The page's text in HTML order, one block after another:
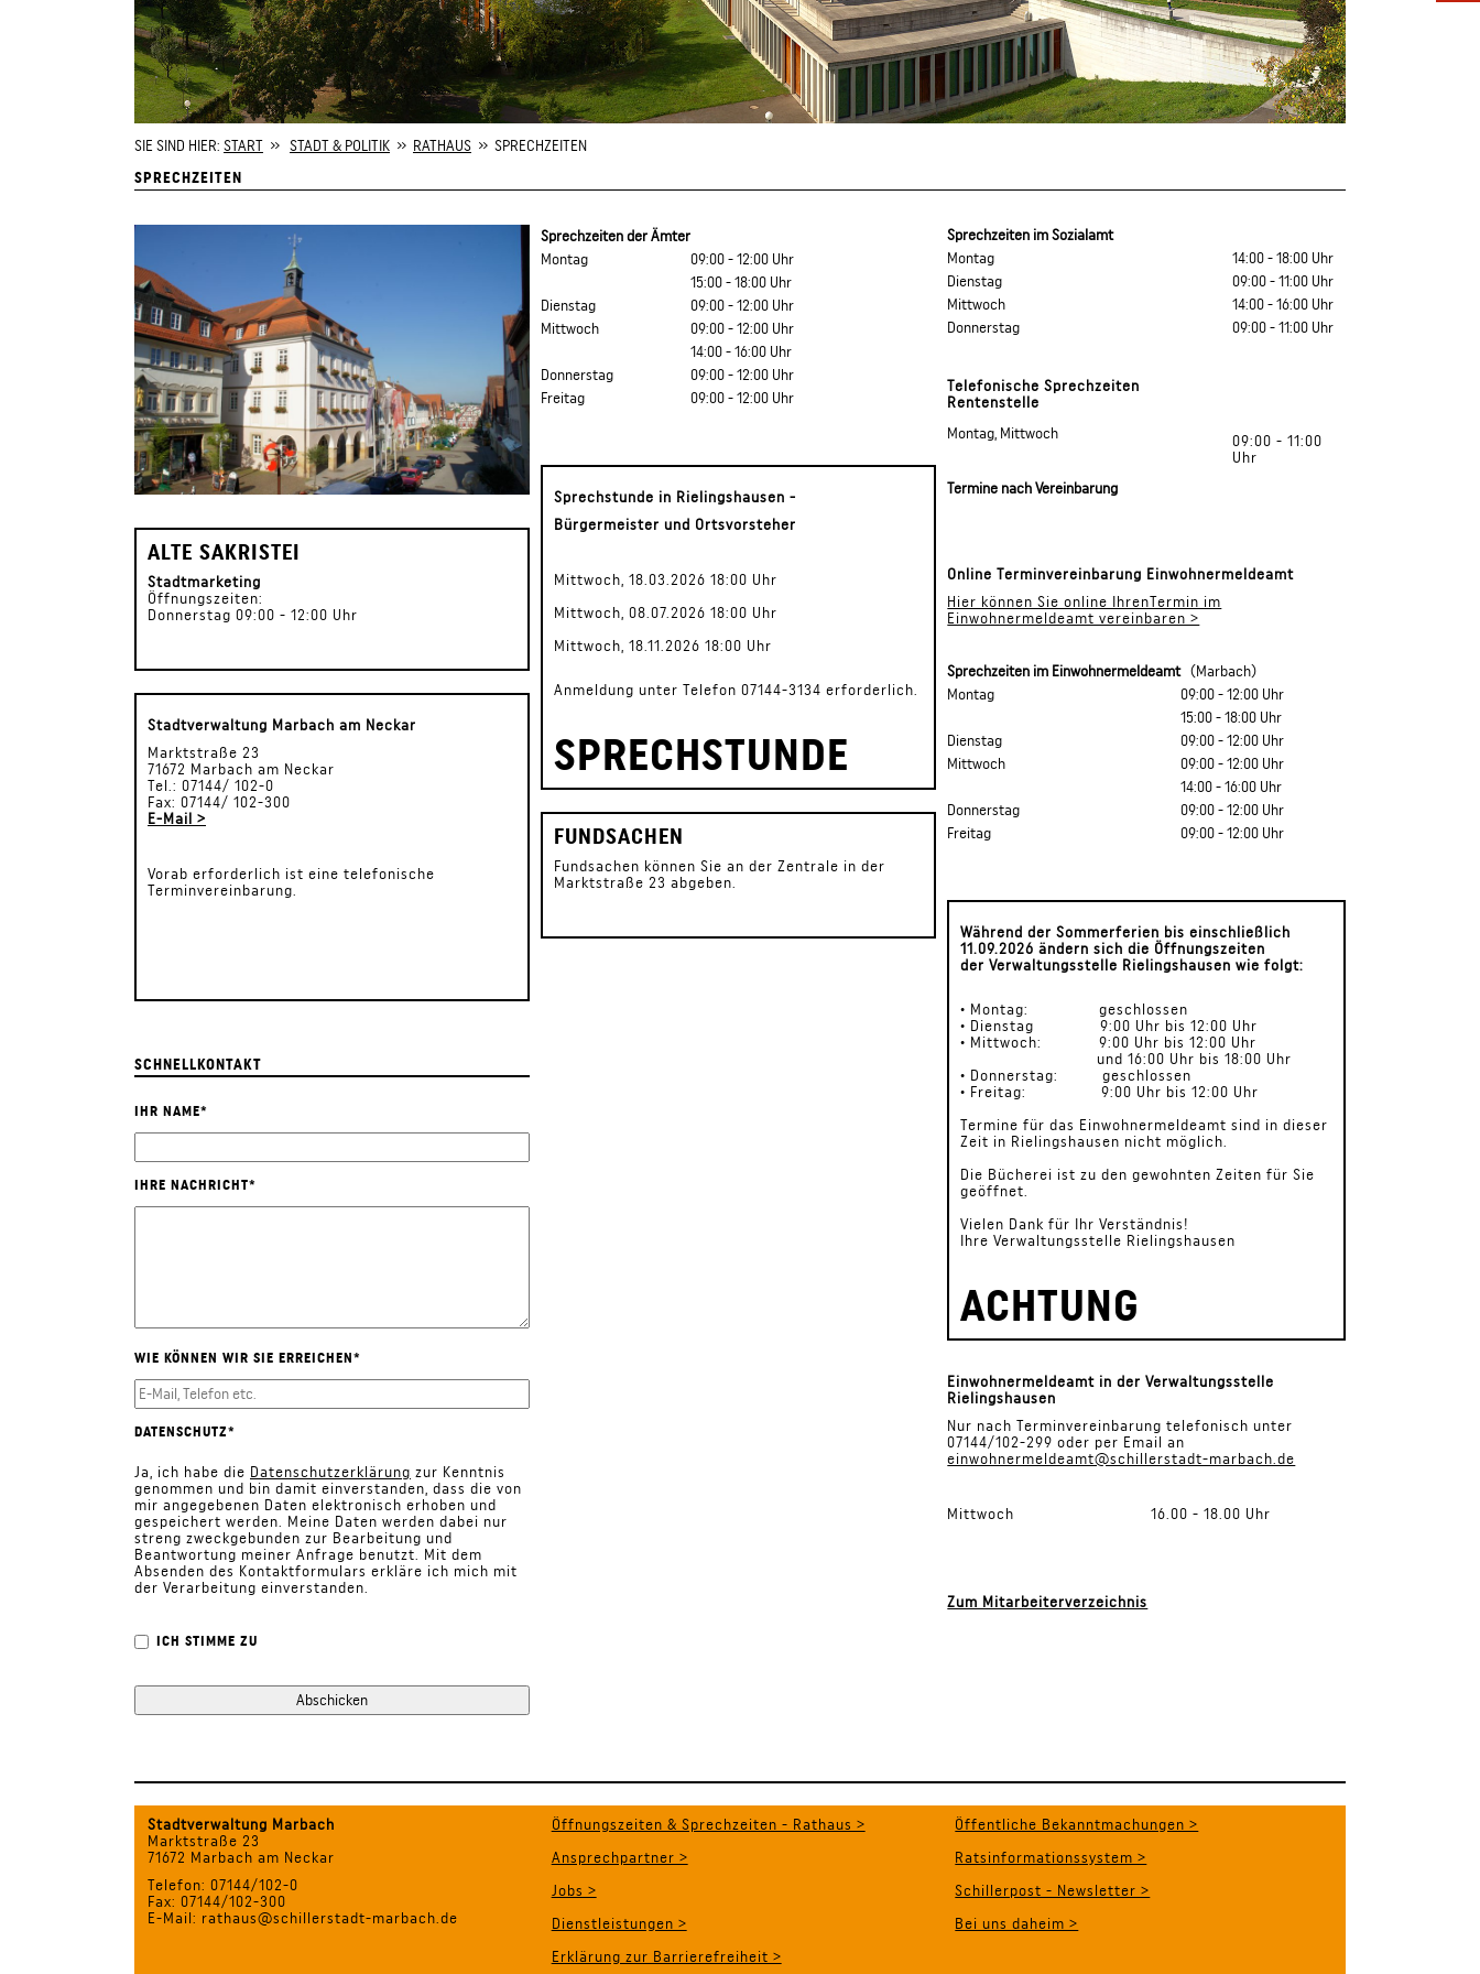
SIE SIND HIER: START » STADT & POLITIK » RATHAUS » SPRECHZEITEN
SPRECHZEITEN
ALTE SAKRISTEI
Stadtmarketing
Öffnungszeiten:
Donnerstag 09:00 - 12:00 Uhr
Stadtverwaltung Marbach am Neckar
Marktstraße 23
71672 Marbach am Neckar
Tel.: 07144/ 102-0
Fax: 07144/ 102-300
E-Mail >
Vorab erforderlich ist eine telefonische
Terminvereinbarung.
SCHNELLKONTAKT
IHR NAME*
IHRE NACHRICHT*
WIE KÖNNEN WIR SIE ERREICHEN*
DATENSCHUTZ*
Ja, ich habe die Datenschutzerklärung zur Kenntnis
genommen und bin damit einverstanden, dass die von
mir angegebenen Daten elektronisch erhoben und
gespeichert werden. Meine Daten werden dabei nur
streng zweckgebunden zur Bearbeitung und
Beantwortung meiner Anfrage benutzt. Mit dem
Absenden des Kontaktformulars erkläre ich mich mit
der Verarbeitung einverstanden.
ICH STIMME ZU
Sprechzeiten der Ämter
Montag
09:00 - 12:00 Uhr
15:00 - 18:00 Uhr
Dienstag
09:00 - 12:00 Uhr
Mittwoch
09:00 - 12:00 Uhr
14:00 - 16:00 Uhr
Donnerstag
09:00 - 12:00 Uhr
Freitag
09:00 - 12:00 Uhr
Sprechstunde in Rielingshausen -
Bürgermeister und Ortsvorsteher
Mittwoch, 18.03.2026 18:00 Uhr
Mittwoch, 08.07.2026 18:00 Uhr
Mittwoch, 18.11.2026 18:00 Uhr
Anmeldung unter Telefon 07144-3134 erforderlich.
SPRECHSTUNDE
FUNDSACHEN
Fundsachen können Sie an der Zentrale in der
Marktstraße 23 abgeben.
Sprechzeiten im Sozialamt
Montag
14:00 - 18:00 Uhr
Dienstag
09:00 - 11:00 Uhr
Mittwoch
14:00 - 16:00 Uhr
Donnerstag
09:00 - 11:00 Uhr
Telefonische Sprechzeiten
Rentenstelle
Montag, Mittwoch
09:00 - 11:00
Uhr
Termine nach Vereinbarung
Online Terminvereinbarung Einwohnermeldeamt
Hier können Sie online IhrenTermin im
Einwohnermeldeamt vereinbaren >
Sprechzeiten im Einwohnermeldeamt(Marbach)
Montag
09:00 - 12:00 Uhr
15:00 - 18:00 Uhr
Dienstag
09:00 - 12:00 Uhr
Mittwoch
09:00 - 12:00 Uhr
14:00 - 16:00 Uhr
Donnerstag
09:00 - 12:00 Uhr
Freitag
09:00 - 12:00 Uhr
Während der Sommerferien bis einschließlich
11.09.2026 ändern sich die Öffnungszeiten
derVerwaltungsstelle Rielingshausen wie folgt:
• Montag: geschlossen
• Dienstag 9:00 Uhr bis 12:00 Uhr
• Mittwoch: 9:00 Uhr bis 12:00 Uhr
und 16:00 Uhr bis 18:00 Uhr
• Donnerstag: geschlossen
• Freitag: 9:00 Uhr bis 12:00 Uhr
Termine für das Einwohnermeldeamt sind in dieser
Zeit in Rielingshausen nicht möglich.
Die Bücherei ist zu den gewohnten Zeiten für Sie
geöffnet.
Vielen Dank für Ihr Verständnis!
Ihre Verwaltungsstelle Rielingshausen
ACHTUNG
Einwohnermeldeamt in der Verwaltungsstelle
Rielingshausen
Nur nach Terminvereinbarung telefonisch unter
07144/102-299 oder per Email an
einwohnermeldeamt@schillerstadt-marbach.de
Mittwoch 16.00 - 18.00 Uhr
Zum Mitarbeiterverzeichnis
Stadtverwaltung Marbach
Marktstraße 23
71672 Marbach am Neckar
Telefon: 07144/102-0
Fax: 07144/102-300
E-Mail: rathaus@schillerstadt-marbach.de
Öffnungszeiten & Sprechzeiten - Rathaus >
Ansprechpartner >
Jobs >
Dienstleistungen >
Erklärung zur Barrierefreiheit >
Öffentliche Bekanntmachungen >
Ratsinformationssystem >
Schillerpost - Newsletter >
Bei uns daheim >